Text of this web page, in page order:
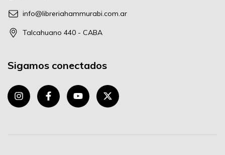
info@libreriahammurabi.com.ar
Talcahuano 440 - CABA
Sigamos conectados